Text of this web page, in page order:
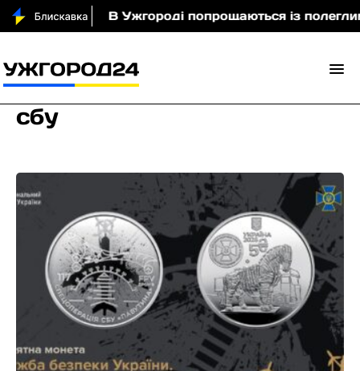
В Ужгороді попрощаються із полеглим
сбу